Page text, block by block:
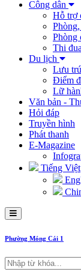
Công dân
Hỗ trợ
Phòng
Thi
Du lịch
Lưu trú
Điểm
Lữ
Văn bản -
Hỏi đáp
Truyền hình
Phát thanh
E-Magazine
Tiếng Việt
Phường Móng Cái 1